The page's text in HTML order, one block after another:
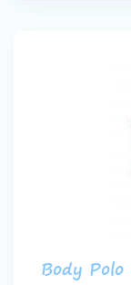
Body